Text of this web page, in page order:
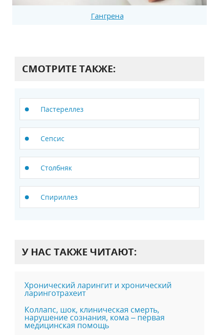
Гангрена
СМОТРИТЕ ТАКЖЕ:
Пастереллез
Сепсис
Столбняк
Спириллез
У НАС ТАКЖЕ ЧИТАЮТ:
Хронический ларингит и хронический
ларинготрахеит
Коллапс, шок, клиническая смерть,
нарушение сознания, кома – первая
медицинская помощь